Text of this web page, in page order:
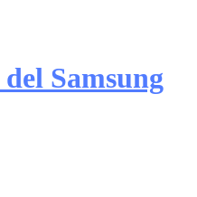
Samsung